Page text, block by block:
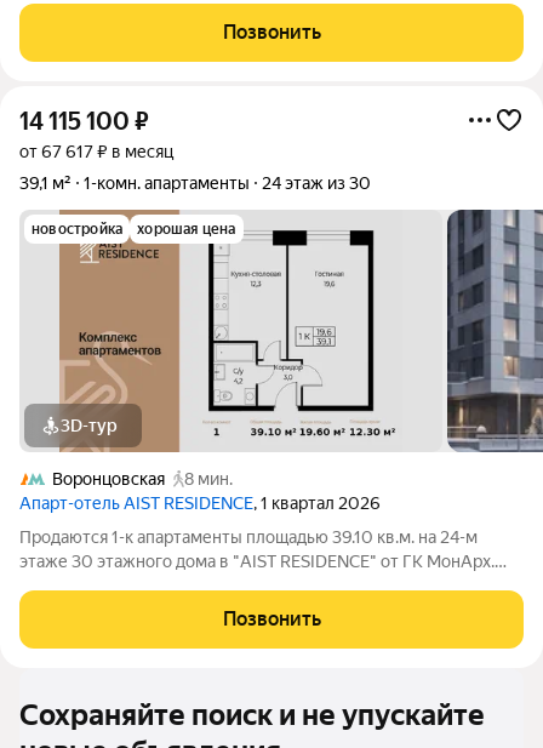
стремится к гармонии между динамичной городской жизнью и
отдыхом на природе.
Позвонить
14 115 100 ₽
от 67 617 ₽ в месяц
39,1 м²
1-комн. апартаменты 24 этаж из 30
новостройка хорошая цена
3D-тур
Воронцовская
8 мин.
Апарт-отель AIST RESIDENCE, 1 квартал 2026
Продаются 1-к апартаменты площадью 39.10 кв.м. на 24-м
этаже 30 этажного дома в "AIST RESIDENCE" от ГК МонАрх.
стремится к гармонии между динамичной городской жизнью и
отдыхом на природе.
Позвонить
Сохраняйте поиск и не упускайте